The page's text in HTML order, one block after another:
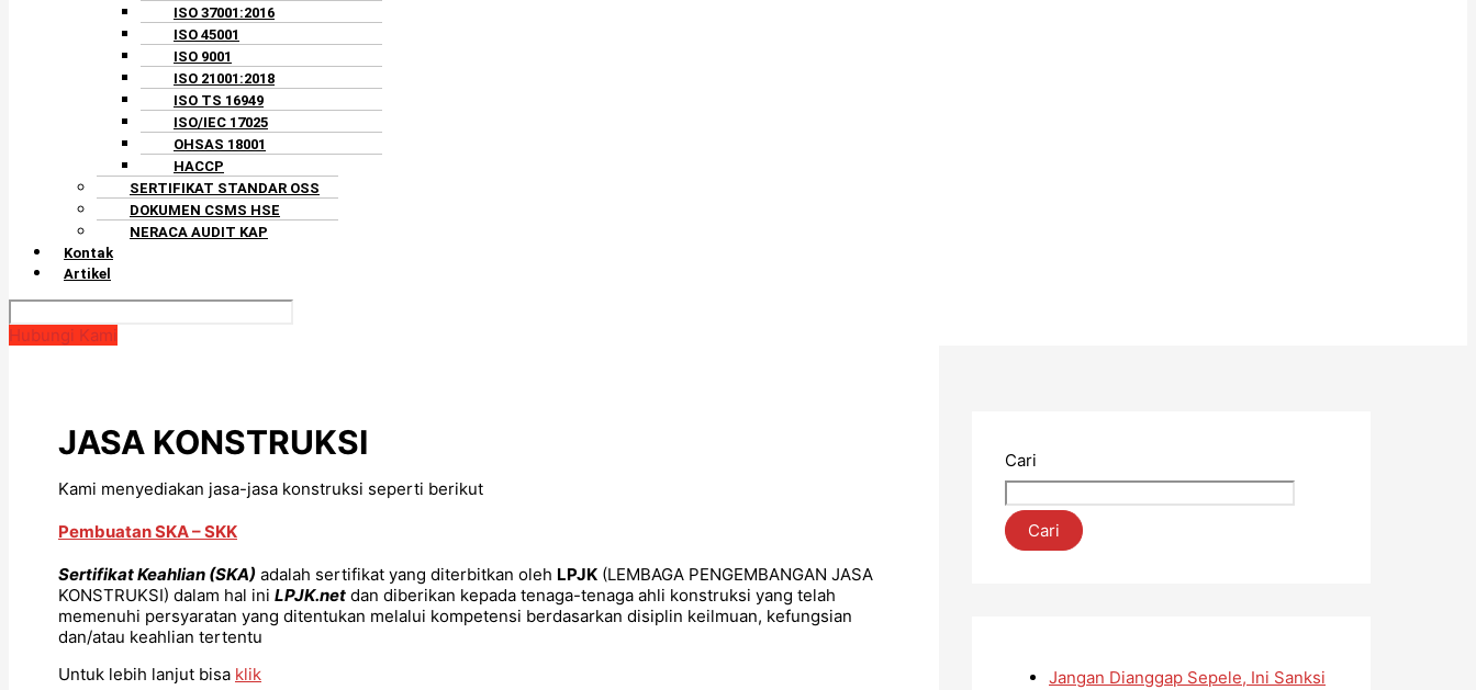
ISO 37001:2016
ISO 45001
ISO 9001
ISO 21001:2018
ISO TS 16949
ISO/IEC 17025
OHSAS 18001
HACCP
SERTIFIKAT STANDAR OSS
DOKUMEN CSMS HSE
NERACA AUDIT KAP
Kontak
Artikel
Hubungi Kami
JASA KONSTRUKSI
Kami menyediakan jasa-jasa konstruksi seperti berikut
Pembuatan SKA – SKK
Sertifikat Keahlian (SKA) adalah sertifikat yang diterbitkan oleh LPJK (LEMBAGA PENGEMBANGAN JASA
KONSTRUKSI) dalam hal ini LPJK.net dan diberikan kepada tenaga-tenaga ahli konstruksi yang telah
memenuhi persyaratan yang ditentukan melalui kompetensi berdasarkan disiplin keilmuan, kefungsian
dan/atau keahlian tertentu
Untuk lebih lanjut bisa klik
Cari
Cari
Jangan Dianggap Sepele, Ini Sanksi